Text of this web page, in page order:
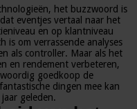
het buzzwoord is
eventjes vertaal naar het
en op klantniveau
is om verrassende analyses
als controller. Maar als het
en rendement verbeteren,
goedkoop de
dingen mee kan
geleden.